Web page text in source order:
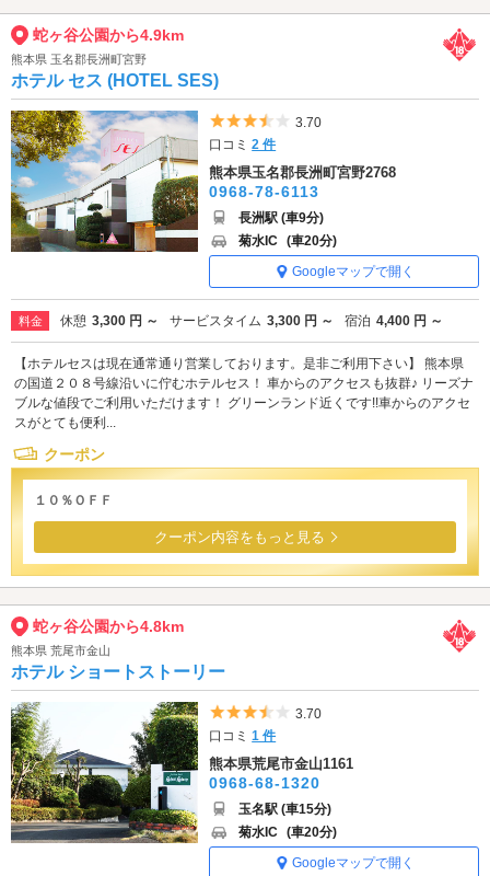
蛇ヶ谷公園から4.9km
熊本県 玉名郡長洲町宮野
ホテル セス (HOTEL SES)
5つ星のうち3.5
3.70
口コミ2 件
熊本県玉名郡長洲町宮野2768
0968-78-6113
長洲駅 (車9分)
菊水IC (車20分)
Googleマップで開く
料金 休憩 3,300 円 ～ サービスタイム 3,300 円 ～ 宿泊 4,400 円 ～
【ホテルセスは現在通常通り営業しております。是非ご利用下さい】 熊本県
の国道２０８号線沿いに佇むホテルセス！ 車からのアクセスも抜群♪ リーズナ
ブルな値段でご利用いただけます！ グリーンランド近くです!!車からのアクセ
スがとても便利...
クーポン
１０％ＯＦＦ
クーポン内容をもっと見る
蛇ヶ谷公園から4.8km
熊本県 荒尾市金山
ホテル ショートストーリー
5つ星のうち3.5
3.70
口コミ1 件
熊本県荒尾市金山1161
0968-68-1320
玉名駅 (車15分)
菊水IC (車20分)
Googleマップで開く